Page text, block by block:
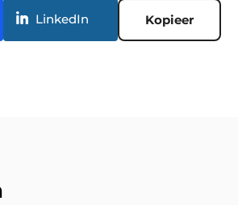
LinkedIn Kopieer